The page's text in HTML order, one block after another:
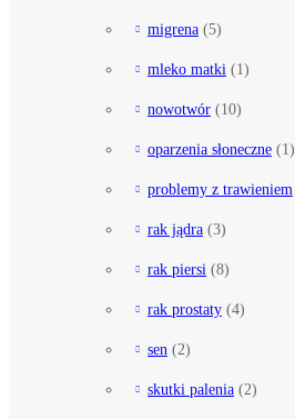
migrena (5)
mleko matki (1)
nowotwór (10)
oparzenia słoneczne (1)
problemy z trawieniem
rak jądra (3)
rak piersi (8)
rak prostaty (4)
sen (2)
skutki palenia (2)